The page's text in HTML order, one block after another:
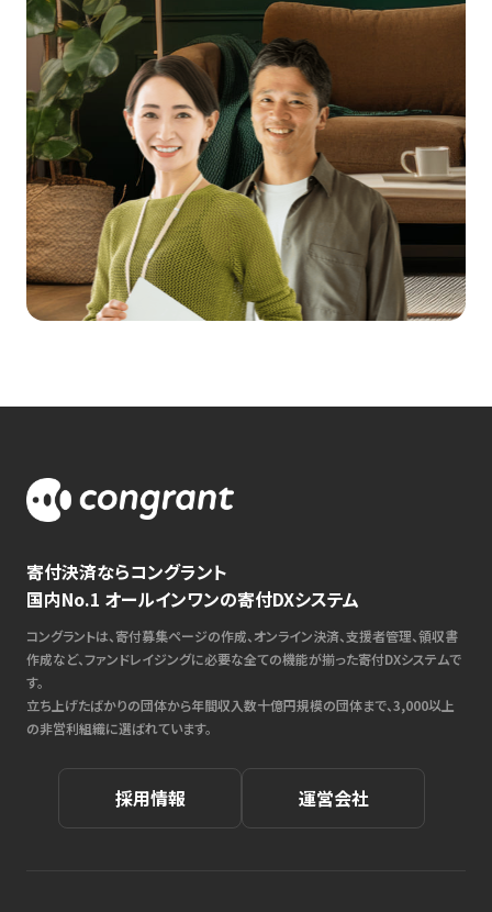
寄付決済ならコングラント
国内No.1 オールインワンの寄付DXシステム
コングラントは、寄付募集ページの作成、オンライン決済、支援者管理、領収書
作成など、ファンドレイジングに必要な全ての機能が揃った寄付DXシステムで
す。
立ち上げたばかりの団体から年間収入数十億円規模の団体まで、3,000以上
の非営利組織に選ばれています。
採用情報 運営会社